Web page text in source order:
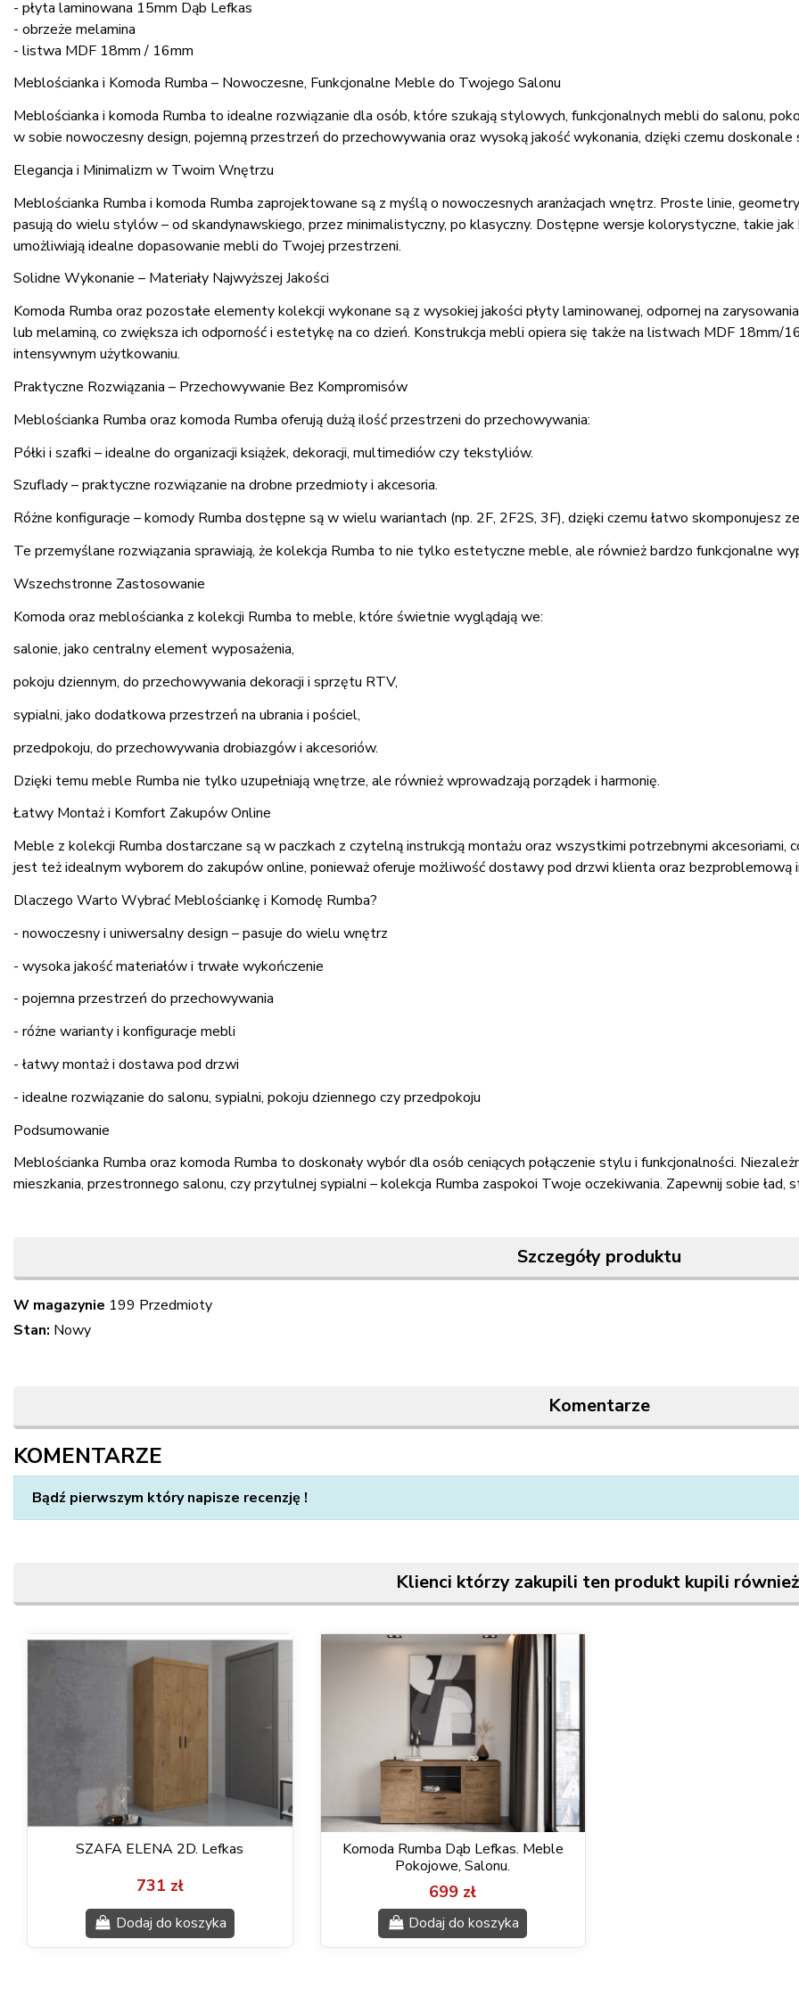
- płyta laminowana 15mm Dąb Lefkas
- obrzeże melamina
- listwa MDF 18mm / 16mm
Meblościanka i Komoda Rumba – Nowoczesne, Funkcjonalne Meble do Twojego Salonu
Meblościanka i komoda Rumba to idealne rozwiązanie dla osób, które szukają stylowych, funkcjonalnych mebli do salonu,
w sobie nowoczesny design, pojemną przestrzeń do przechowywania oraz wysoką jakość wykonania, dzięki czemu
Elegancja i Minimalizm w Twoim Wnętrzu
Meblościanka Rumba i komoda Rumba zaprojektowane są z myślą o nowoczesnych aranżacjach wnętrz. Proste linie,
pasują do wielu stylów – od skandynawskiego, przez minimalistyczny, po klasyczny. Dostępne wersje kolorystyczne, takie jak
umożliwiają idealne dopasowanie mebli do Twojej przestrzeni.
Solidne Wykonanie – Materiały Najwyższej Jakości
Komoda Rumba oraz pozostałe elementy kolekcji wykonane są z wysokiej jakości płyty laminowanej, odpornej na
lub melaminą, co zwiększa ich odporność i estetykę na co dzień. Konstrukcja mebli opiera się także na listwach MDF 18mm/
intensywnym użytkowaniu.
Praktyczne Rozwiązania – Przechowywanie Bez Kompromisów
Meblościanka Rumba oraz komoda Rumba oferują dużą ilość przestrzeni do przechowywania:
Półki i szafki – idealne do organizacji książek, dekoracji, multimediów czy tekstyliów.
Szuflady – praktyczne rozwiązanie na drobne przedmioty i akcesoria.
Różne konfiguracje – komody Rumba dostępne są w wielu wariantach (np. 2F, 2F2S, 3F), dzięki czemu łatwo skomponujesz
Te przemyślane rozwiązania sprawiają, że kolekcja Rumba to nie tylko estetyczne meble, ale również bardzo funkcjonalne
Wszechstronne Zastosowanie
Komoda oraz meblościanka z kolekcji Rumba to meble, które świetnie wyglądają we:
salonie, jako centralny element wyposażenia,
pokoju dziennym, do przechowywania dekoracji i sprzętu RTV,
sypialni, jako dodatkowa przestrzeń na ubrania i pościel,
przedpokoju, do przechowywania drobiazgów i akcesoriów.
Dzięki temu meble Rumba nie tylko uzupełniają wnętrze, ale również wprowadzają porządek i harmonię.
Łatwy Montaż i Komfort Zakupów Online
Meble z kolekcji Rumba dostarczane są w paczkach z czytelną instrukcją montażu oraz wszystkimi potrzebnymi
jest też idealnym wyborem do zakupów online, ponieważ oferuje możliwość dostawy pod drzwi klienta oraz bezproblemową
Dlaczego Warto Wybrać Meblościankę i Komodę Rumba?
- nowoczesny i uniwersalny design – pasuje do wielu wnętrz
- wysoka jakość materiałów i trwałe wykończenie
- pojemna przestrzeń do przechowywania
- różne warianty i konfiguracje mebli
- łatwy montaż i dostawa pod drzwi
- idealne rozwiązanie do salonu, sypialni, pokoju dziennego czy przedpokoju
Podsumowanie
Meblościanka Rumba oraz komoda Rumba to doskonały wybór dla osób ceniących połączenie stylu i funkcjonalności.
mieszkania, przestronnego salonu, czy przytulnej sypialni – kolekcja Rumba zaspokoi Twoje oczekiwania. Zapewnij sobie
Szczegóły produktu
W magazynie 199 Przedmioty
Stan: Nowy
Komentarze
KOMENTARZE
Bądź pierwszym który napisze recenzję !
Klienci którzy zakupili ten produkt kupili
SZAFA ELENA 2D. Lefkas
731 zł
Dodaj do koszyka
Komoda Rumba Dąb Lefkas. Meble
Pokojowe, Salonu.
699 zł
Dodaj do koszyka